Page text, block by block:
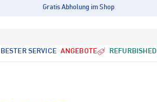
Gratis Abholung im Shop
BESTER SERVICE ANGEBOTE REFURBISHED